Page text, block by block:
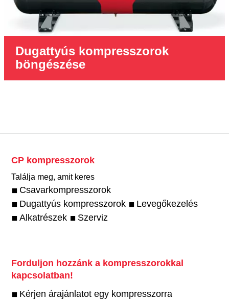
Dugattyús kompresszorok
böngészése
CP kompresszorok
Találja meg, amit keres
Csavarkompresszorok
Dugattyús kompresszorok
Levegőkezelés
Alkatrészek
Szerviz
Forduljon hozzánk a kompresszorokkal
kapcsolatban!
Kérjen árajánlatot egy kompresszorra